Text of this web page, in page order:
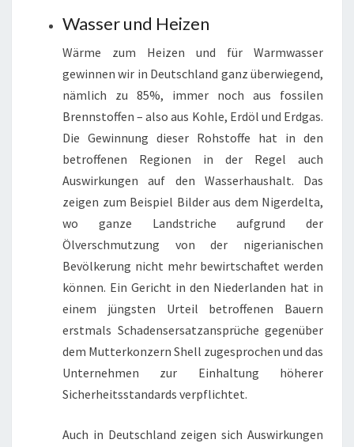
Wasser und Heizen
Wärme zum Heizen und für Warmwasser
gewinnen wir in Deutschland ganz überwiegend,
nämlich zu 85%, immer noch aus fossilen
Brennstoffen – also aus Kohle, Erdöl und Erdgas.
Die Gewinnung dieser Rohstoffe hat in den
betroffenen Regionen in der Regel auch
Auswirkungen auf den Wasserhaushalt. Das
zeigen zum Beispiel Bilder aus dem Nigerdelta,
wo ganze Landstriche aufgrund der
Ölverschmutzung von der nigerianischen
Bevölkerung nicht mehr bewirtschaftet werden
können. Ein Gericht in den Niederlanden hat in
einem jüngsten Urteil betroffenen Bauern
erstmals Schadensersatzansprüche gegenüber
dem Mutterkonzern Shell zugesprochen und das
Unternehmen zur Einhaltung höherer
Sicherheitsstandards verpflichtet.
Auch in Deutschland zeigen sich Auswirkungen